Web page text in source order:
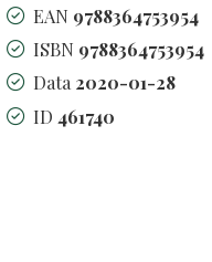
EAN 9788364753954
ISBN 9788364753954
Data 2020-01-28
ID 461740